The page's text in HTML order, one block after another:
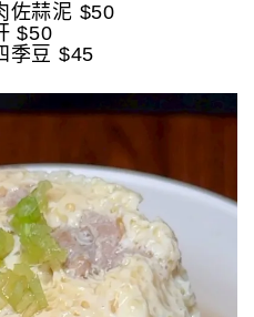
佐蒜泥 $50
$50
季豆 $45